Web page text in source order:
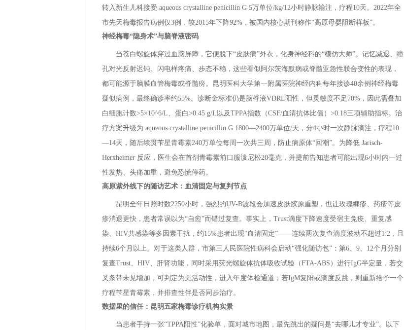
转入新生儿科接受 aqueous crystalline penicillin G 5万单位/kg/12小时静脉输注，疗程10天。2022年全
市先天梅毒报告病例仅3例，较2015年下降92%，被国内核心期刊称作“高原母婴阻断样板”。
神经梅毒“隐身术”与脑脊液密码
当苍白螺旋体穿过血脑屏障，它便脱下“皮肤病”外衣，化身神经科的“模仿大师”。记忆减退、瞳
孔对光反射迟钝、闪电样疼痛、步态不稳，这些看似阿尔茨海默病或脊髓亚急性联合变性的表现，
都可能源于脑膜血管梅毒或脊髓痨。昆明医科大学第一附属医院神经内科每年接诊40余例神经梅毒
疑似病例，最终确诊率约55%。诊断金标准仍是脑脊液VDRL阳性，但灵敏度不足70%，因此需叠加
白细胞计数>5×10^6/L、蛋白>0.45 g/L以及TPPA指数（CSF/血清抗体比值）>0.18三项辅助指标。治
疗方案升级为 aqueous crystalline penicillin G 1800—2400万单位/天，分4小时一次静脉滴注，疗程10
—14天，随后续贯苄星青霉素240万单位每周一次共三周，防止病原体“回潮”。为降低 Jarisch-
Herxheimer 反应，医生会在首剂青霉素前口服泼尼松20毫克，并提前告知患者可能出现6小时内一过
性发热、头痛加重，避免恐慌停药。
高原紫外线下的随访艺术：血清固定与复判节点
昆明全年日照时数2250小时，强烈的UV-B波段会加速皮肤胶原重塑，也让玫瑰糠疹、药疹等皮
疹消退更快，患者常误以为“自愈”而错过复查。事实上，Trust滴度下降速度受宿主免疫、重复感
染、HIV共感染等多因素干扰，约15%患者出现“血清固定”——连续两次复查滴度波动不超过1:2，且
持续6个月以上。对于这类人群，市第三人民医院性病科会启动“强化随访包”：第6、9、12个月分别
复查Trust、HIV、肝肾功能，同时采用荧光螺旋体抗体吸收试验（FTA-ABS）进行IgG半定量，若交
叉条带未见增加，可判定为无活动性，进入年度体检通道；若IgM复阳或滴度反跳，则重新给予一个
疗程苄星青霉素，并排查性伴是否同步治疗。
数据里的信任：昆明五家梅毒诊疗机构实景
当患者手持一张“TPPA阳性”化验单，面对城市地图，最先跳出的疑问是“去哪儿才专业”。以下